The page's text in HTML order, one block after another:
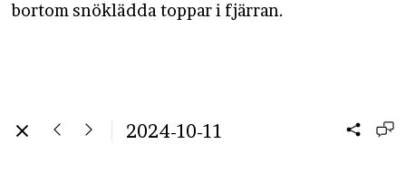
bortom snöklädda toppar i fjärran.
2024-10-11